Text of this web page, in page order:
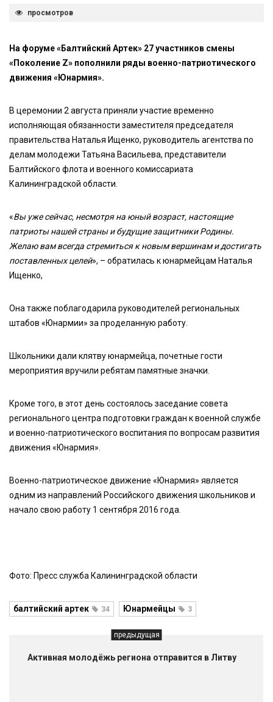
просмотров
На форуме «Балтийский Артек» 27 участников смены
«Поколение Z» пополнили ряды военно-патриотического
движения «Юнармия».
В церемонии 2 августа приняли участие временно
исполняющая обязанности заместителя председателя
правительства Наталья Ищенко, руководитель агентства по
делам молодежи Татьяна Васильева, представители
Балтийского флота и военного комиссариата
Калининградской области.
«Вы уже сейчас, несмотря на юный возраст, настоящие
патриоты нашей страны и будущие защитники Родины.
Желаю вам всегда стремиться к новым вершинам и достигать
поставленных целей», – обратилась к юнармейцам Наталья
Ищенко,
Она также поблагодарила руководителей региональных
штабов «Юнармии» за проделанную работу.
Школьники дали клятву юнармейца, почетные гости
мероприятия вручили ребятам памятные значки.
Кроме того, в этот день состоялось заседание совета
регионального центра подготовки граждан к военной службе
и военно-патриотического воспитания по вопросам развития
движения «Юнармия».
Военно-патриотическое движение «Юнармия» является
одним из направлений Российского движения школьников и
начало свою работу 1 сентября 2016 года.
Фото: Пресс служба Калининградской области
балтийский артек 34 Юнармейцы 3
предыдущая
Активная молодёжь региона отправится в Литву